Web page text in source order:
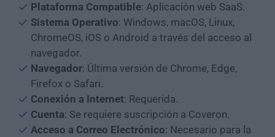
Plataforma Compatible: Aplicación web SaaS.
Sistema Operativo: Windows, macOS, Linux,
ChromeOS, iOS o Android a través del acceso al
navegador.
Navegador: Última versión de Chrome, Edge,
Firefox o Safari.
Conexión a Internet: Requerida.
Cuenta: Se requiere suscripción a Coveron.
Acceso a Correo Electrónico: Necesario para la